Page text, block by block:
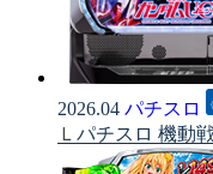
2026.04 パチスロ
Ｌパチスロ 機動